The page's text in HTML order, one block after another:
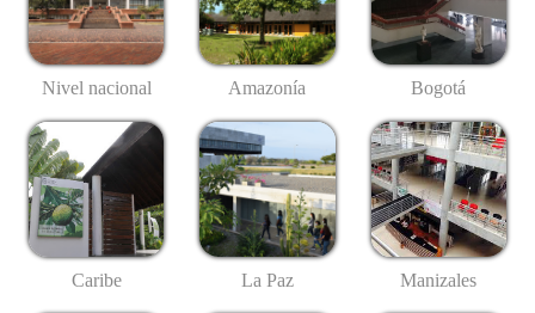
Nivel nacional Amazonía Bogotá
Caribe La Paz Manizales